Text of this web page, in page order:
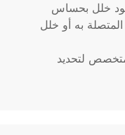
خلل بحساس
به أو خلل
لتحديد